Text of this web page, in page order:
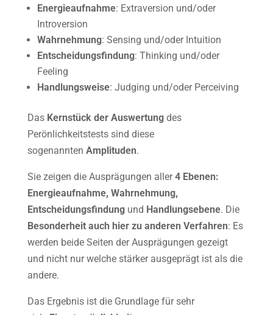
Energieaufnahme: Extraversion und/oder
Introversion
Wahrnehmung: Sensing und/oder Intuition
Entscheidungsfindung: Thinking und/oder
Feeling
Handlungsweise: Judging und/oder Perceiving
Das Kernstück der Auswertung des
Perönlichkeitstests sind diese
sogenannten Amplituden.
Sie zeigen die Ausprägungen aller 4 Ebenen:
Energieaufnahme, Wahrnehmung,
Entscheidungsfindung und Handlungsebene. Die
Besonderheit auch hier zu anderen Verfahren: Es
werden beide Seiten der Ausprägungen gezeigt
und nicht nur welche stärker ausgeprägt ist als die
andere.
Das Ergebnis ist die Grundlage für sehr